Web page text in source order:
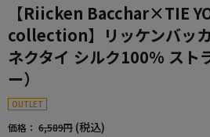
【Riicken Bacchar×TIE
collection】リッケンバッ
ネクタイ シルク100% スト
ー）
OUTLET
価格： 6,589円 (税込)